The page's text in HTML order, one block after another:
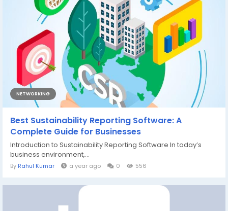
NETWORKING
Best Sustainability Reporting Software: A
Complete Guide for Businesses
Introduction to Sustainability Reporting Software In today’s
business environment,...
By Rahul Kumar a year ago 0 556